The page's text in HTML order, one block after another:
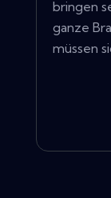
bringen
ganze
müssen